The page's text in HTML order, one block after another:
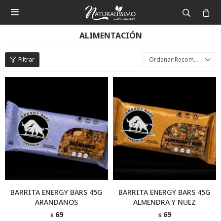

ALIMENTACIÓN
Recomendados
BARRITA ENERGY BARS 45G
ARANDANOS
$ 69
BARRITA ENERGY BARS 45G
ALMENDRA Y NUEZ
$ 69